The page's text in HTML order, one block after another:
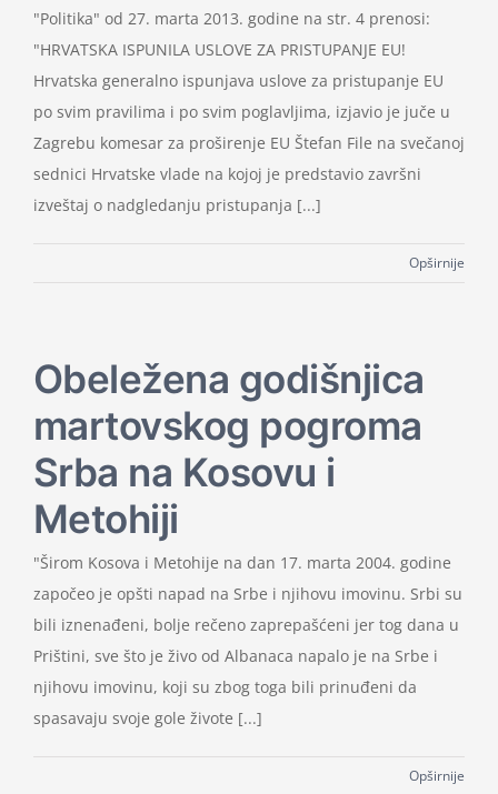
"Politika" od 27. marta 2013. godine na str. 4 prenosi:
"HRVATSKA ISPUNILA USLOVE ZA PRISTUPANJE EU!
Hrvatska generalno ispunjava uslove za pristupanje EU
po svim pravilima i po svim poglavljima, izjavio je juče u
Zagrebu komesar za proširenje EU Štefan File na svečanoj
sednici Hrvatske vlade na kojoj je predstavio završni
izveštaj o nadgledanju pristupanja [...]
Opširnije
Obeležena godišnjica
martovskog pogroma
Srba na Kosovu i
Metohiji
"Širom Kosova i Metohije na dan 17. marta 2004. godine
započeo je opšti napad na Srbe i njihovu imovinu. Srbi su
bili iznenađeni, bolje rečeno zaprepašćeni jer tog dana u
Prištini, sve što je živo od Albanaca napalo je na Srbe i
njihovu imovinu, koji su zbog toga bili prinuđeni da
spasavaju svoje gole živote [...]
Opširnije